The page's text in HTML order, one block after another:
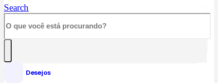
Search
Desejos